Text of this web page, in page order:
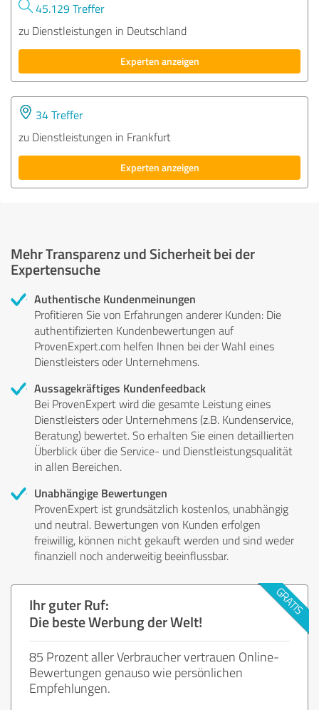
45.129 Treffer
zu Dienstleistungen in Deutschland
Experten anzeigen
34 Treffer
zu Dienstleistungen in Frankfurt
Experten anzeigen
Mehr Transparenz und Sicherheit bei der
Expertensuche
Authentische Kundenmeinungen
Profitieren Sie von Erfahrungen anderer Kunden: Die
authentifizierten Kundenbewertungen auf
ProvenExpert.com helfen Ihnen bei der Wahl eines
Dienstleisters oder Unternehmens.
Aussagekräftiges Kundenfeedback
Bei ProvenExpert wird die gesamte Leistung eines
Dienstleisters oder Unternehmens (z.B. Kundenservice,
Beratung) bewertet. So erhalten Sie einen detaillierten
Überblick über die Service- und Dienstleistungsqualität
in allen Bereichen.
Unabhängige Bewertungen
ProvenExpert ist grundsätzlich kostenlos, unabhängig
und neutral. Bewertungen von Kunden erfolgen
freiwillig, können nicht gekauft werden und sind weder
finanziell noch anderweitig beeinflussbar.
Ihr guter Ruf:
Die beste Werbung der Welt!
85 Prozent aller Verbraucher vertrauen Online-
Bewertungen genauso wie persönlichen
Empfehlungen.